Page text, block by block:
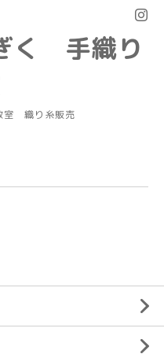
く 手織り
室 織り糸販売